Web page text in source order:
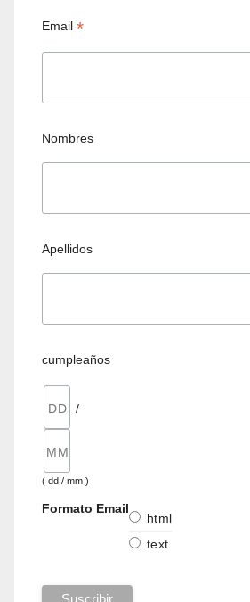
Email*
Nombres
Apellidos
cumpleaños
/
( dd / mm )
Formato Email
html
text